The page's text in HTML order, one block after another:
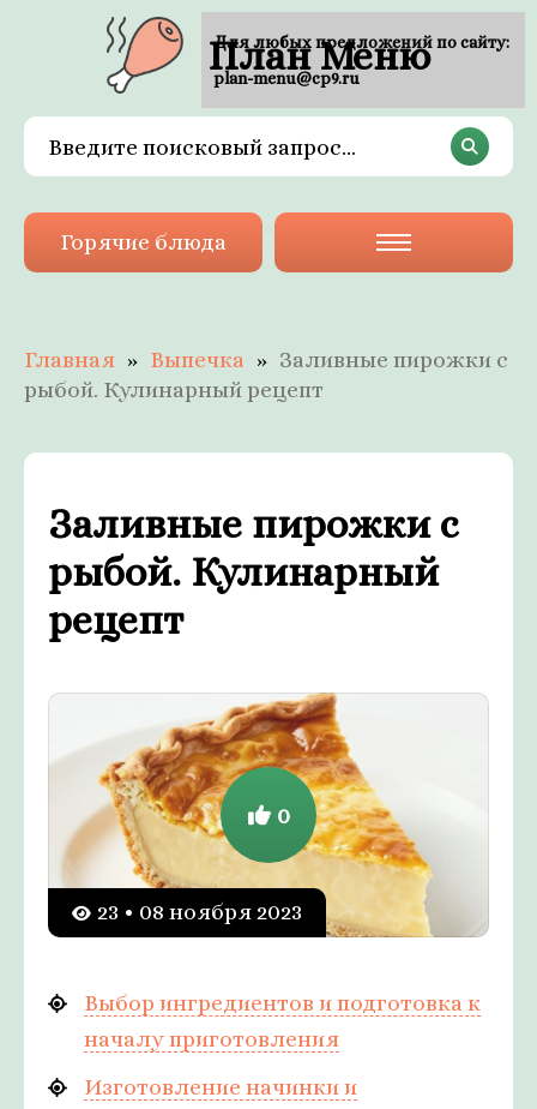
План Меню
Горячие блюда
Главная Выпечка
Заливные пирожки с
рыбой. Кулинарный рецепт
Заливные пирожки с
рыбой. Кулинарный
рецепт
23 • 08 ноября 2023
0
Выбор ингредиентов и подготовка к
началу приготовления
Изготовление начинки и
Для любых предложений по сайту:
plan-menu@cp9.ru